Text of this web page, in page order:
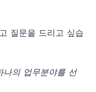
질문을 드리고 싶습
나의 업무분야를 선